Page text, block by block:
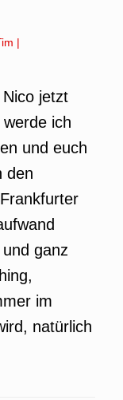
|
Nico jetzt
ich
und euch
den
ganz
im
natürlich